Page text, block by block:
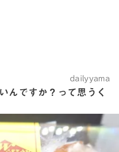
dailyyama
んですか？って思うく